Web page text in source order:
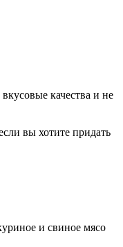
качества и не
вы хотите придать
и свиное мясо